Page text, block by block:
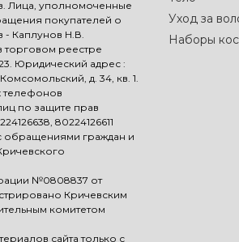
Лица, уполномоченные
покупателей о
- Каплунов Н.В.
торговом реестре
Юридический адрес :
д. 34, кв. 1.
телефонов
по защите прав
80224126611
обращениями граждан и
№0808837 от
Кричевским
комитетом
сайта только с
Уход за
Наборы